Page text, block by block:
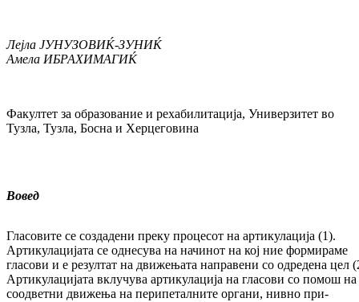
Лејла ЈУНУЗОВИЌ-ЗУНИЌ
Амела ИБРАХИМАГИЌ
Факултет за образование и рехабилитација, Универзитет во
Тузла, Тузла, Босна и Херцеговина
Вовед
Гласовите се создадени преку процесот на ар­тикулација (1).
Артикулацијата се од­не­су­ва на начинот на кој ние формираме
гласови и е резултат на движењата направени со од­ре­де­на цел
Артикулацијата вклучува ар­ти­ку­лација на гласови со помош на
соод­вет­ни движења на перипеталните органи, нивно при­